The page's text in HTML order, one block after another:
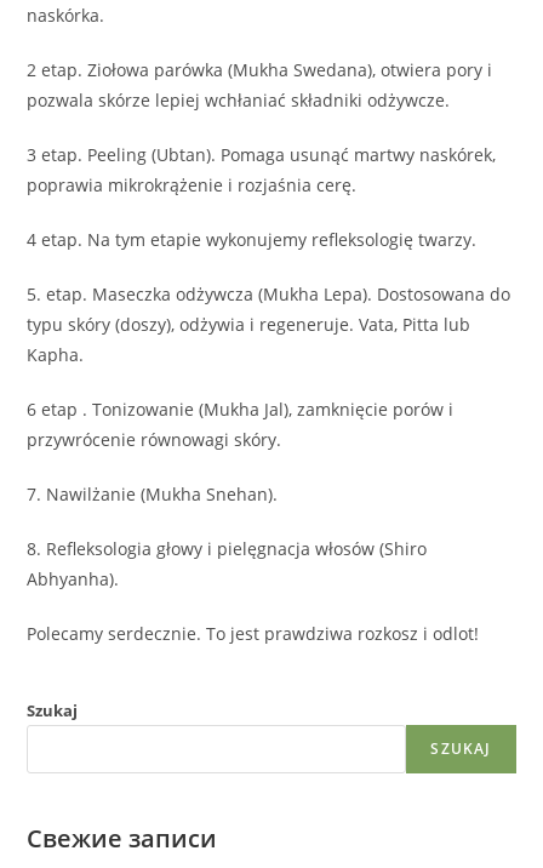
naskórka.
2 etap. Ziołowa parówka (Mukha Swedana), otwiera pory i
pozwala skórze lepiej wchłaniać składniki odżywcze.
3 etap. Peeling (Ubtan). Pomaga usunąć martwy naskórek,
poprawia mikrokrążenie i rozjaśnia cerę.
4 etap. Na tym etapie wykonujemy refleksologię twarzy.
5. etap. Maseczka odżywcza (Mukha Lepa). Dostosowana do
typu skóry (doszy), odżywia i regeneruje. Vata, Pitta lub
Kapha.
6 etap . Tonizowanie (Mukha Jal), zamknięcie porów i
przywrócenie równowagi skóry.
7. Nawilżanie (Mukha Snehan).
8. Refleksologia głowy i pielęgnacja włosów (Shiro
Abhyanha).
Polecamy serdecznie. To jest prawdziwa rozkosz i odlot!
Szukaj
SZUKAJ
Свежие записи